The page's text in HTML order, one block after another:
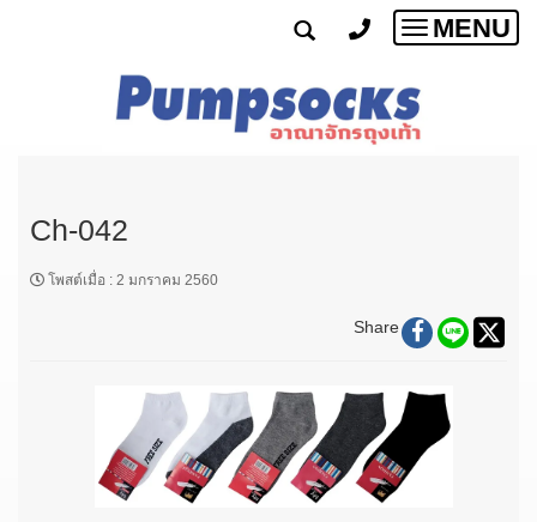
Toggle
MENU
Ch-042
โพสต์เมื่อ : 2 มกราคม 2560
Share